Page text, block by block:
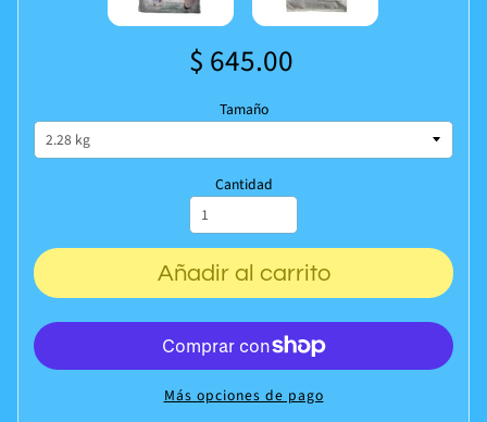
$ 645.00
Tamaño
Cantidad
Añadir al carrito
Más opciones de pago